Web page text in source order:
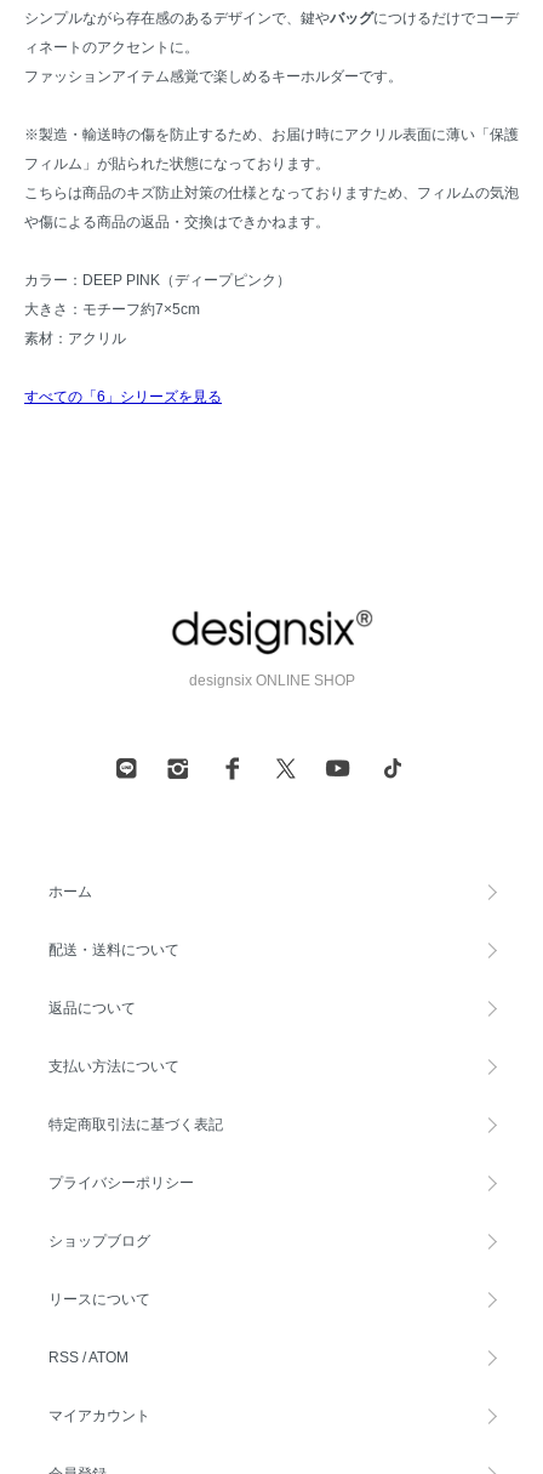
シンプルながら存在感のあるデザインで、鍵やバッグにつけるだけでコーデ
ィネートのアクセントに。
ファッションアイテム感覚で楽しめるキーホルダーです。
※製造・輸送時の傷を防止するため、お届け時にアクリル表面に薄い「保護
フィルム」が貼られた状態になっております。
こちらは商品のキズ防止対策の仕様となっておりますため、フィルムの気泡
や傷による商品の返品・交換はできかねます。
カラー：DEEP PINK（ディープピンク）
大きさ：モチーフ約7×5cm
素材：アクリル
すべての「6」シリーズを見る
designsix ONLINE SHOP
ホーム
配送・送料について
返品について
支払い方法について
特定商取引法に基づく表記
プライバシーポリシー
ショップブログ
リースについて
RSS /ATOM
マイアカウント